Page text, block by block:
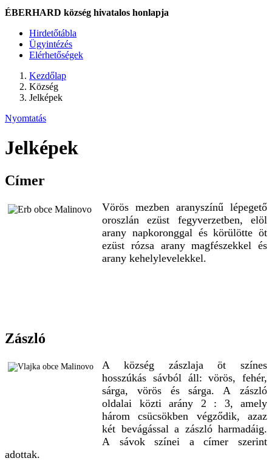
ÉBERHARD község hivatalos honlapja
Hirdetőtábla
Ügyintézés
Elérhetőségek
Kezdőlap
Község
Jelképek
Nyomtatás
Jelképek
Címer
Vörös mezben aranyszínű lépegető
oroszlán ezüst fegyverzetben, elöl
arany napkoronggal és körülötte öt
ezüst rózsa arany magfészekkel és
arany kehelylevelekkel.
Zászló
A község zászlaja öt színes
hosszúkás sávból áll: vörös, fehér,
sárga, vörös és sárga. A zászló
oldalai közti arány 2 : 3, amely
három csücsökben végződik, azaz
két bevágással a zászló harmadáig.
A sávok színei a címer szerint
adottak.